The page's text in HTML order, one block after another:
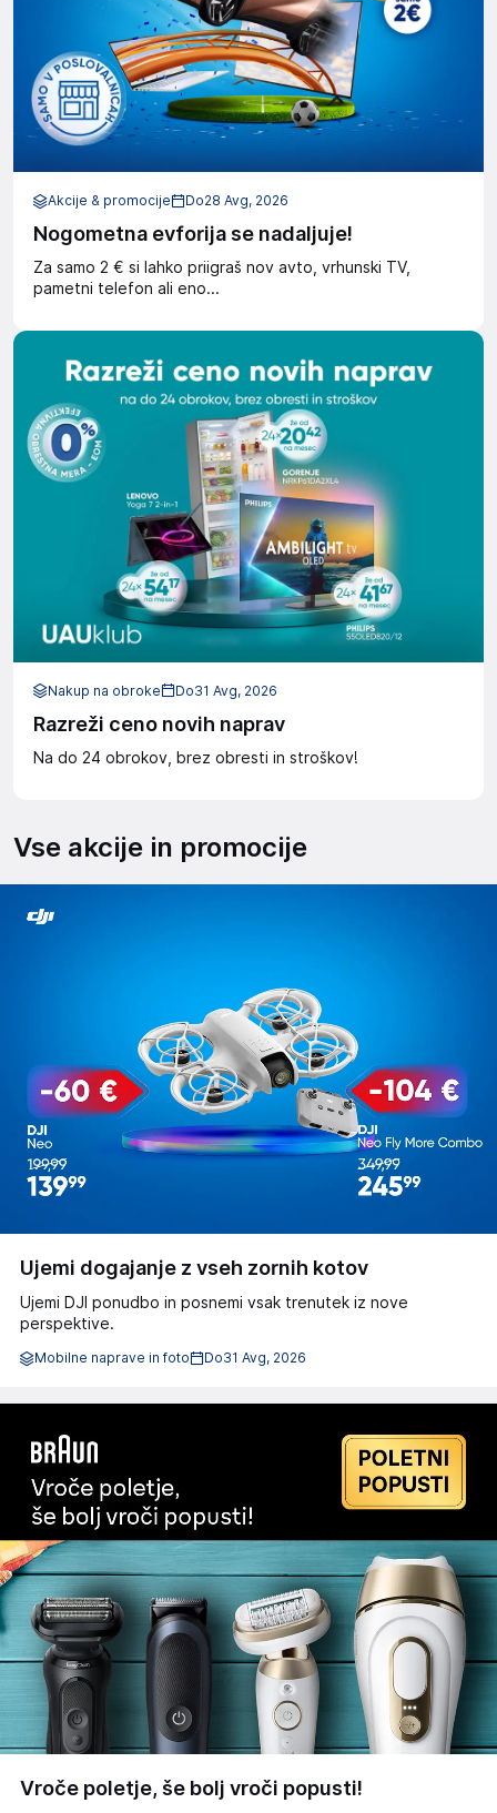
Nogometna evforija se nadaljuje!
Za samo 2 € si lahko priigraš nov avto, vrhunski TV,
pametni telefon ali eno...
Akcije & promocije Do28 Avg, 2026
Razreži ceno novih naprav
Na do 24 obrokov, brez obresti in stroškov!
Nakup na obroke Do31 Avg, 2026
Vse akcije in promocije
Ujemi dogajanje z vseh zornih kotov
Ujemi DJI ponudbo in posnemi vsak trenutek iz nove
perspektive.
Mobilne naprave in foto Do31 Avg, 2026
Vroče poletje, še bolj vroči popusti!